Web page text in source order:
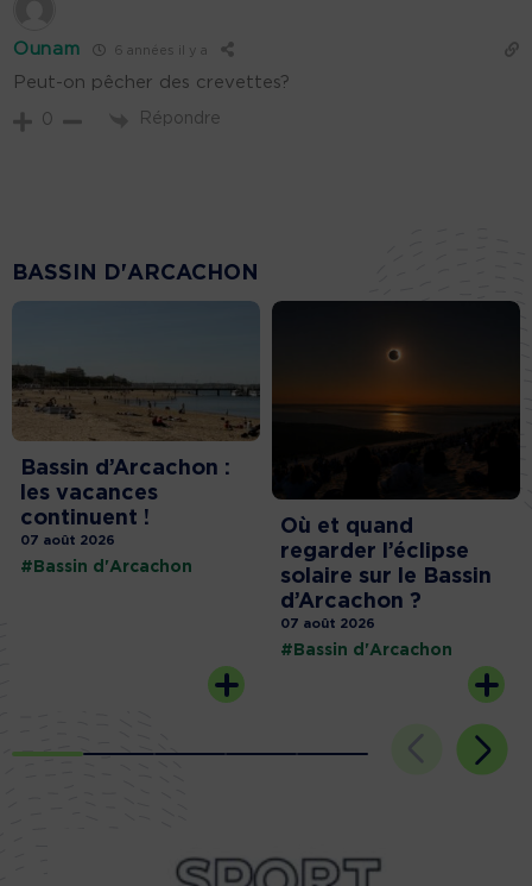
Ounam 6 années il y a
Peut-on pêcher des crevettes?
0 Répondre
BASSIN D'ARCACHON
Bassin d’Arcachon :
les vacances
continuent !
07 août 2026
#Bassin d'Arcachon
Où et quand
regarder l’éclipse
solaire sur le Bassin
d’Arcachon ?
07 août 2026
#Bassin d'Arcachon